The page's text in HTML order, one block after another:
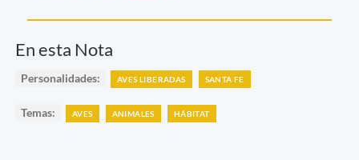
En esta Nota
Personalidades: AVES LIBERADAS SANTA FE
Temas: AVES ANIMALES HÁBITAT